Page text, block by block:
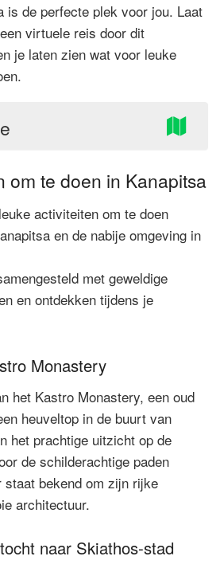
is de perfecte plek voor jou. Laat
virtuele reis door dit
je laten zien wat voor leuke
om te doen in Kanapitsa
activiteiten om te doen
en de nabije omgeving in
met geweldige
en ontdekken tijdens je
Monastery
het Kastro Monastery, een oud
heuveltop in de buurt van
het prachtige uitzicht op de
de schilderachtige paden
bekend om zijn rijke
architectuur.
naar Skiathos-stad